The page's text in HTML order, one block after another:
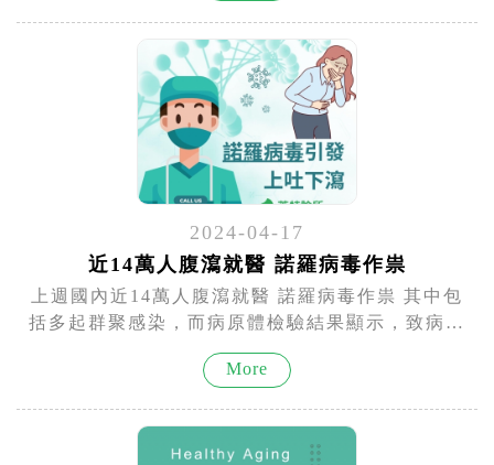
群、男性功能障礙等。 患者只需平躺，將下肢與
臀部以特...
2024-04-17
近14萬人腹瀉就醫 諾羅病毒作祟
上週國內近14萬人腹瀉就醫 諾羅病毒作祟 其中包
括多起群聚感染，而病原體檢驗結果顯示，致病原
為諾羅病毒，近日爆發藏壽司（雙北、高雄）、王
品（嚮辣、初瓦）、北市溪山里等三大腹瀉群聚，
只要極少的病毒量就會染病，而且所有年齡層都可
能感...
More